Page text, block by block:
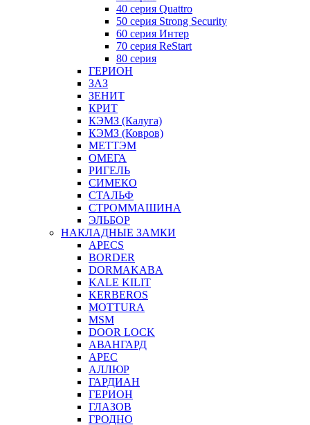
40 серия Quattro
50 серия Strong Security
60 серия Интер
70 серия ReStart
80 серия
ГЕРИОН
ЗАЗ
ЗЕНИТ
КРИТ
КЭМЗ (Калуга)
КЭМЗ (Ковров)
МЕТТЭМ
ОМЕГА
РИГЕЛЬ
СИМЕКО
СТАЛЬФ
СТРОММАШИНА
ЭЛЬБОР
НАКЛАДНЫЕ ЗАМКИ
APECS
BORDER
DORMAKABA
KALE KILIT
KERBEROS
MOTTURA
MSM
DOOR LOCK
АВАНГАРД
АРЕС
АЛЛЮР
ГАРДИАН
ГЕРИОН
ГЛАЗОВ
ГРОДНО